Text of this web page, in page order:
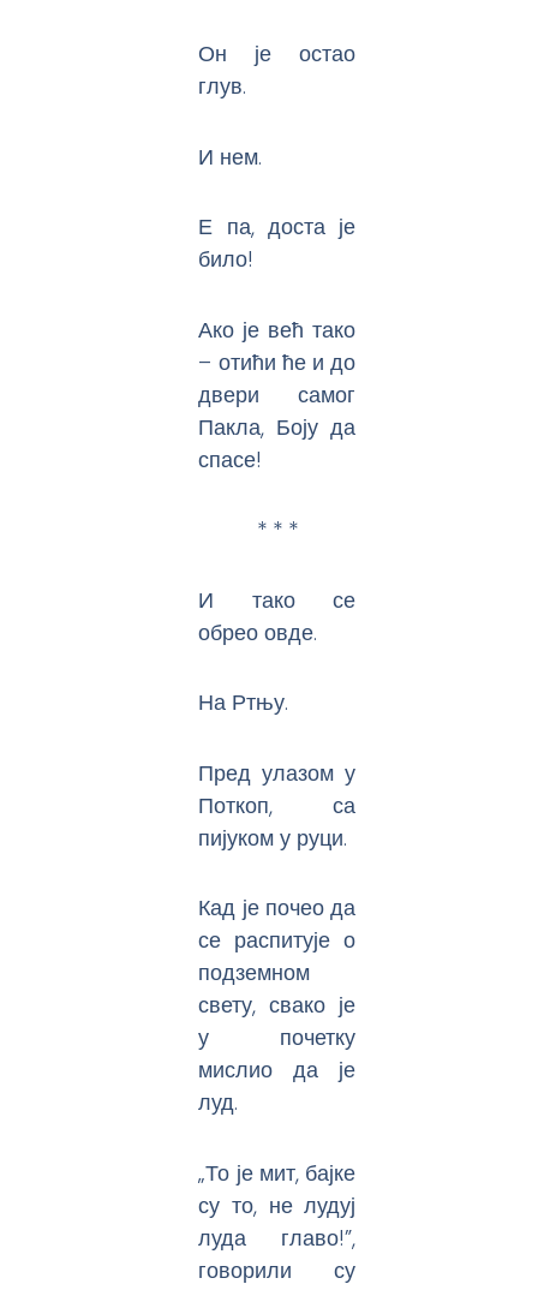
Он је остао
глув.
И нем.
Е па, доста је
било!
Ако је већ тако
– отићи ће и до
двери самог
Пакла, Боју да
спасе!
* * *
И тако се
обрео овде.
На Ртњу.
Пред улазом у
Поткоп, са
пијуком у руци.
Кад је почео да
се распитује о
подземном
свету, свако је
у почетку
мислио да је
луд.
„То је мит, бајке
су то, не лудуј
луда главо!”,
говорили су